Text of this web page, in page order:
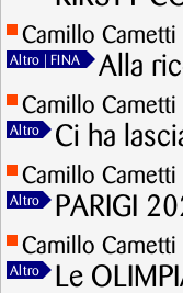
Camillo Cametti
Altro | FINA Alla
Camillo Cametti
Altro Ci ha
Camillo Cametti
Altro PARIGI
Camillo Cametti
Altro Le